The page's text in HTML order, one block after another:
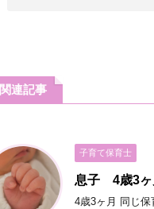
関連記事
子育て保育士
息子 4歳3ヶ
4歳3ヶ月 同じ